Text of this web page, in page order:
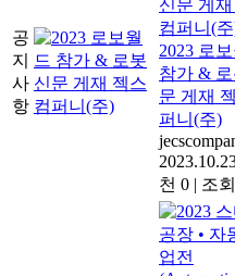
공
지
사
항
2023 로
참가 &
문 게재
퍼니(주)
천 0 | 조